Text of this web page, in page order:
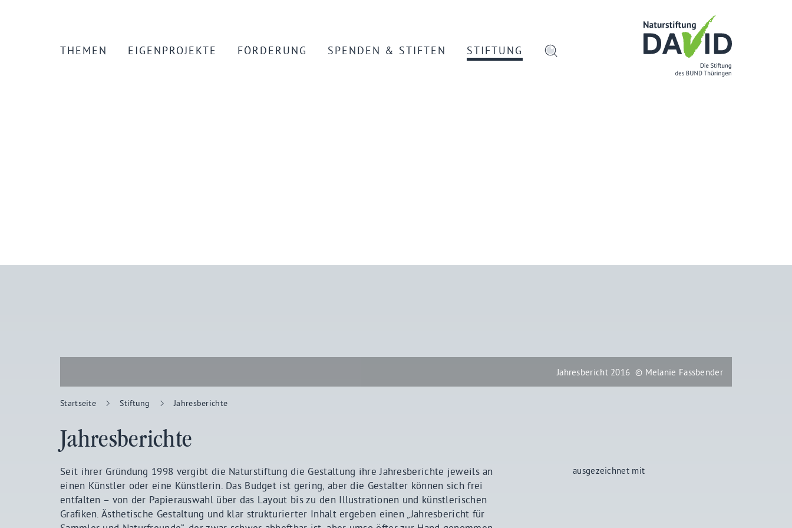
THEMEN EIGENPROJEKTE FÖRDERUNG SPENDEN & STIFTEN STIFTUNG
Jahresbericht 2016 © Melanie Fassbender
Startseite Stiftung Jahresberichte
Jahresberichte
Seit ihrer Gründung 1998 vergibt die Naturstiftung die Gestaltung ihre Jahresberichte jeweils an
einen Künstler oder eine Künstlerin. Das Budget ist gering, aber die Gestalter können sich frei
entfalten – von der Papierauswahl über das Layout bis zu den Illustrationen und künstlerischen
Grafiken. Ästhetische Gestaltung und klar strukturierter Inhalt ergeben einen „Jahresbericht für
ausgezeichnet mit